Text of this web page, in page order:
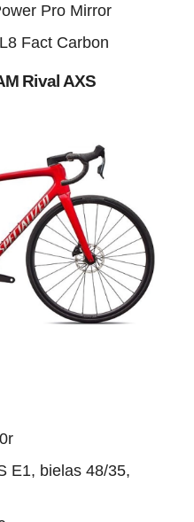
Pro Mirror
Fact Carbon
Rival AXS
E1, bielas 48/35,